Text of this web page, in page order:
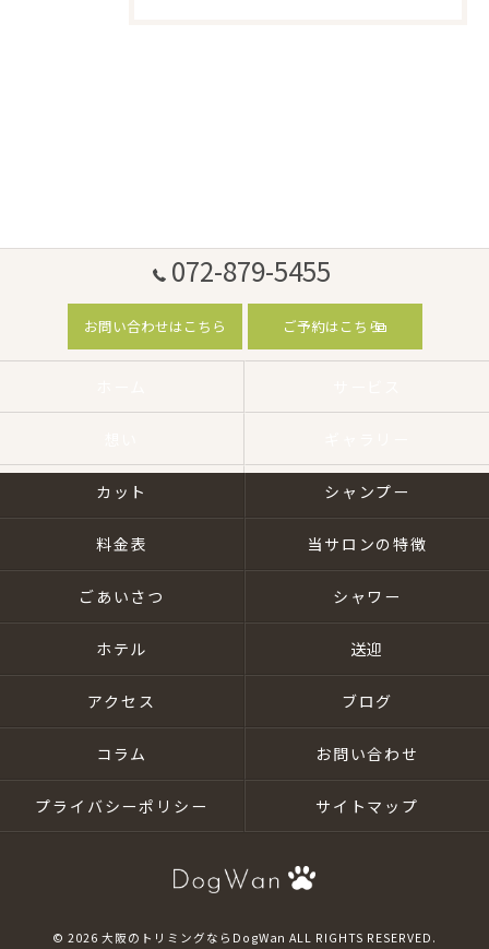
072-879-5455
お問い合わせはこちら ご予約はこちら
カット シャンプー
料金表 当サロンの特徴
ごあいさつ シャワー
ホテル 送迎
アクセス ブログ
コラム お問い合わせ
プライバシーポリシー サイトマップ
© 2026 大阪のトリミングならDogWan ALL RIGHTS RESERVED.